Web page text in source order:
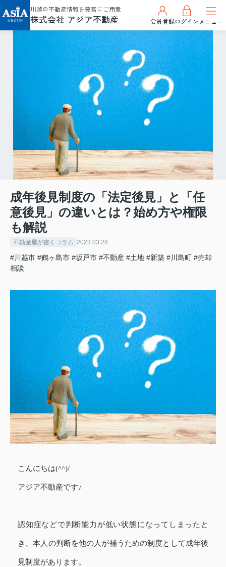
川越の不動産情報を豊富にご用意
株式会社 アジア不動産 会員登録ログインメニュー
成年後見制度の「法定後見」と「任
意後見」の違いとは？始め方や権限
も解説
不動産屋が書くコラム 2023.03.28
#川越市 #鶴ヶ島市 #坂戸市 #不動産 #土地 #新築 #川島町 #売却
相談
こんにちは(^^)/
アジア不動産です♪
認知症などで判断能力が低い状態になってしまったと
き、本人の判断を他の人が補うための制度として成年後
見制度があります。